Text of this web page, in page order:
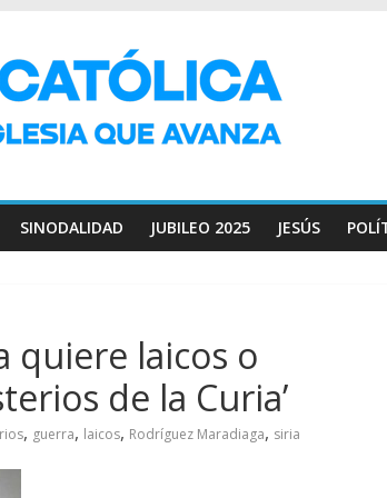
SINODALIDAD JUBILEO 2025 JESÚS
quiere laicos o
de la Curia’
, guerra, laicos, Rodríguez Maradiaga, siria